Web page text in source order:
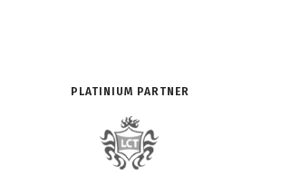
PLATINIUM PARTNER